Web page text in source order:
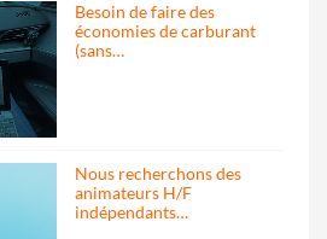
Besoin de faire des
économies de carburant
(sans…
Nous recherchons des
animateurs H/F
indépendants…